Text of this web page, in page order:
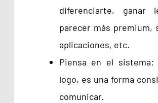
diferenciarte, ganar
parecer más premium,
aplicaciones, etc.
Piensa en el
logo, es una forma
comunicar.